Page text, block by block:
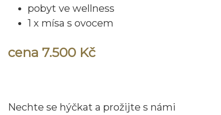
pobyt ve wellness
1 x mísa s ovocem
cena 7.500 Kč
Nechte se hýčkat a prožijte s námi